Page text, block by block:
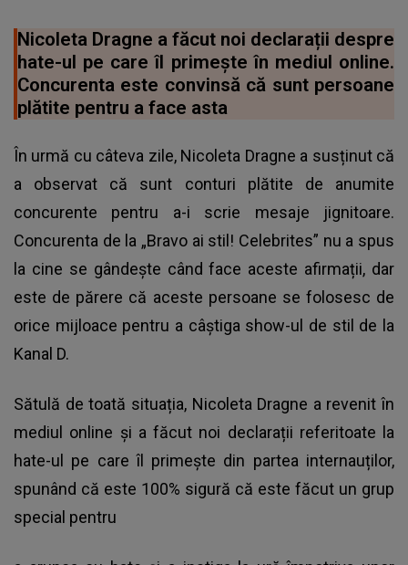
Nicoleta Dragne a făcut noi declarații despre
hate-ul pe care îl primește în mediul online.
Concurenta este convinsă că sunt persoane
plătite pentru a face asta
În urmă cu câteva zile, Nicoleta Dragne a susținut că
a observat că sunt conturi plătite de anumite
concurente pentru a-i scrie mesaje jignitoare.
Concurenta de la „Bravo ai stil! Celebrites” nu a spus
la cine se gândește când face aceste afirmații, dar
este de părere că aceste persoane se folosesc de
orice mijloace pentru a câștiga show-ul de stil de la
Kanal D.
Sătulă de toată situația, Nicoleta Dragne a revenit în
mediul online și a făcut noi declarații referitoate la
hate-ul pe care îl primește din partea internauților,
spunând că este 100% sigură că este făcut un grup
special pentru